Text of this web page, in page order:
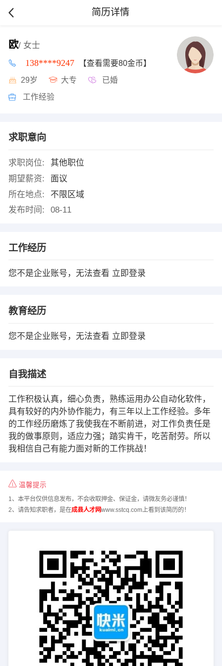
简历详情
欧/ 女士
138****9247 【查看需要80金币】
29岁 大专 已婚
工作经验
求职意向
求职岗位:
其他职位
期望薪资:
面议
所在地点:
不限区域
发布时间:
08-11
工作经历
您不是企业账号，无法查看 立即登录
教育经历
您不是企业账号，无法查看 立即登录
自我描述
工作积极认真，细心负责，熟练运用办公自动化软件，
具有较好的内外协作能力，有三年以上工作经验。多年
的工作经历磨炼了我使我在不断前进，对工作负责任是
我的做事原则，适应力强；踏实肯干，吃苦耐劳。所以
我相信自己有能力面对新的工作挑战！
温馨提示
1、本平台仅供信息发布，不会收取押金、保证金，请微友务必谨慎！
2、请告知求职者，是在成县人才网www.sstcq.com上看到该简历的！